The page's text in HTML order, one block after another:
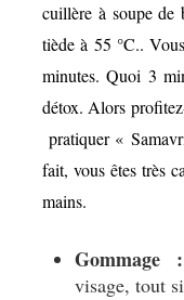
cuillère à soupe de
tiède à 55 °C..
minutes. Quoi 3
détox. Alors
pratiquer «
fait, vous êtes très
mains.
visage, tout